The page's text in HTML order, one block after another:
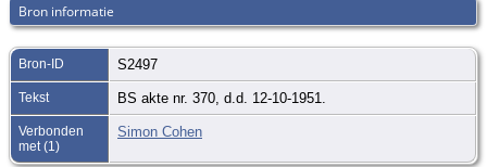
Bron informatie
Bron-ID S2497
Tekst BS akte nr. 370, d.d. 12-10-1951.
Verbonden
met (1)
Simon Cohen